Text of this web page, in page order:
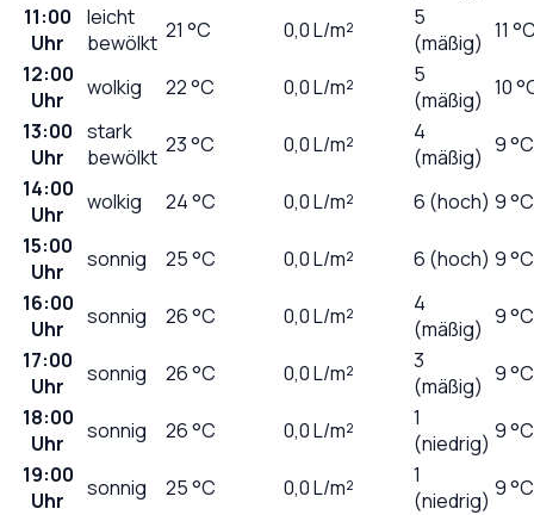
11:00
Uhr
leicht
bewölkt 21 °C 0,0L/m²
5
(mäßig) 11
12:00
Uhr
wolkig 22°C 0,0L/m²
5
(mäßig) 10
13:00
Uhr
stark
bewölkt 23°C 0,0L/m²
4
(mäßig) 9 °C
14:00
Uhr
wolkig 24°C 0,0L/m² 6 (hoch) 9 °C
15:00
Uhr
sonnig 25°C 0,0L/m² 6 (hoch) 9 °C
16:00
Uhr
sonnig 26°C 0,0L/m²
4
(mäßig) 9 °C
17:00
Uhr
sonnig 26°C 0,0L/m²
3
(mäßig) 9 °C
18:00
Uhr
sonnig 26°C 0,0L/m²
1
(niedrig) 9 °C
19:00
Uhr
sonnig 25°C 0,0L/m²
1
(niedrig) 9 °C